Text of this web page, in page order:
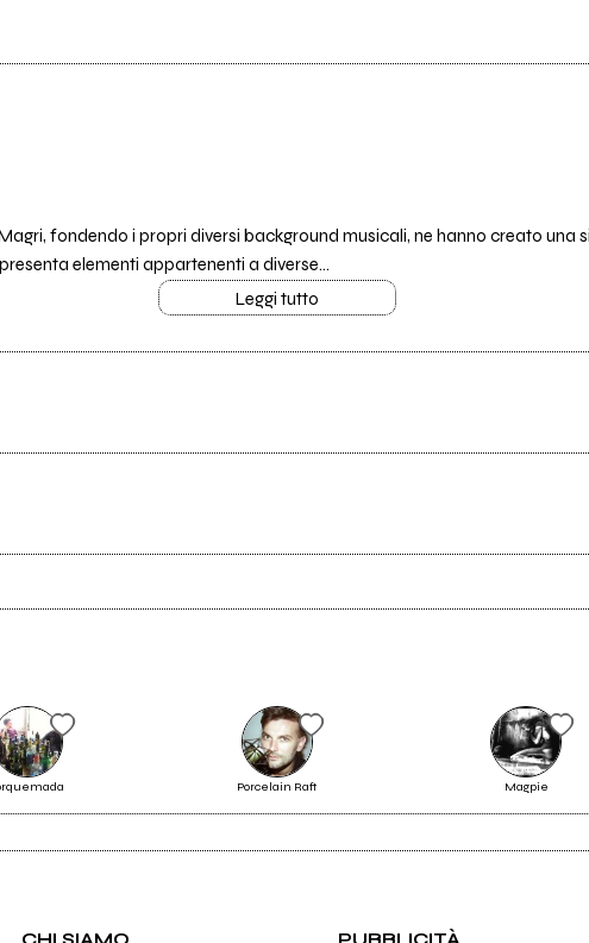
fondendo i propri diversi background musicali, ne hanno creato una
elementi appartenenti a diverse...
Leggi tutto
Porcelain Raft Magpie